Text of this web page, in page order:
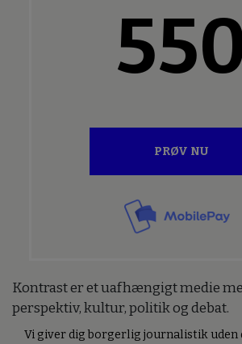
PRØV NU
Kontrast er et uafhængigt medie
perspektiv, kultur, politik og debat.
Vi giver dig borgerlig journalistik uden